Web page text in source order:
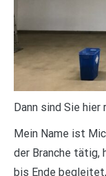
Dann sind Sie hier
Mein Name ist
der Branche tätig,
bis Ende